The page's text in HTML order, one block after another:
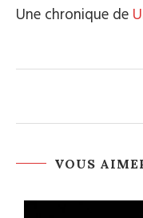
Une chronique de
VOUS